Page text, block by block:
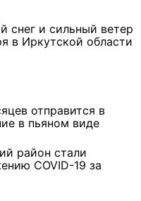
снег и сильный ветер
в Иркутской области
отправится в
в пьяном виде
район стали
COVID-19 за